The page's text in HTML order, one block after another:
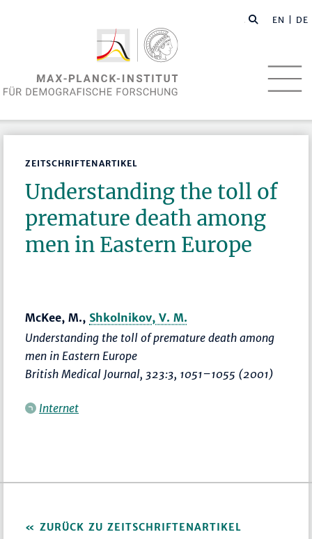
EN | DE
ZEITSCHRIFTENARTIKEL
Understanding the toll of
premature death among
men in Eastern Europe
McKee, M., Shkolnikov, V. M.
Understanding the toll of premature death among
men in Eastern Europe
British Medical Journal, 323:3, 1051–1055 (2001)
Internet
ZURÜCK ZU ZEITSCHRIFTENARTIKEL